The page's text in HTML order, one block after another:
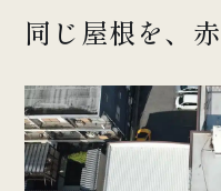
同じ屋根を、